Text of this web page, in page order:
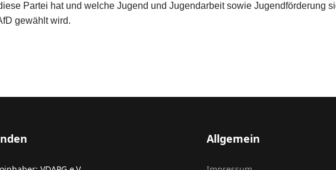
Partei hat und welche Jugend und Jugendarbeit sowie Jugendförderung
gewählt wird.
Allgemein